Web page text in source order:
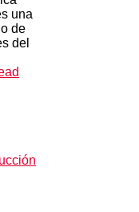
una
de
del